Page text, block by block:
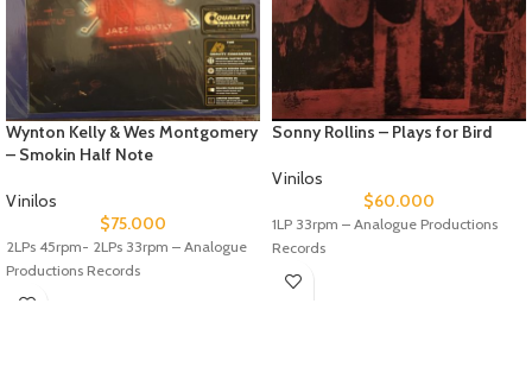
Wynton Kelly & Wes Montgomery
– Smokin Half Note
Vinilos
$75.000
2LPs 45rpm- 2LPs 33rpm – Analogue
Productions Records
Sonny Rollins – Plays for Bird
Vinilos
$60.000
1LP 33rpm – Analogue Productions
Records